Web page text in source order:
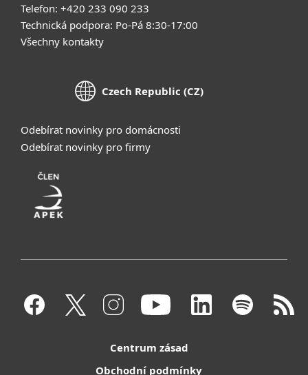
Telefon: +420 233 090 233
Technická podpora: Po-Pá 8:30-17:00
Všechny kontakty
Czech Republic (CZ)
Odebírat novinky pro domácnosti
Odebírat novinky pro firmy
Centrum zásad
Obchodní podmínky